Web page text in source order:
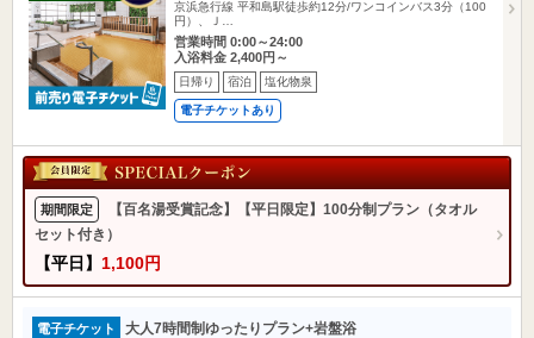
京浜急行線 平和島駅徒歩約12分/ワンコインバス3分（100
円）、Ｊ…
営業時間 0:00～24:00
入浴料金 2,400円～
日帰り 宿泊 塩化物泉
電子チケットあり
期間限定
【百名湯受賞記念】【平日限定】100分制プラン（タオル
セット付き）
【平日】 1,100円
電子チケット 大人7時間制ゆったりプラン+岩盤浴